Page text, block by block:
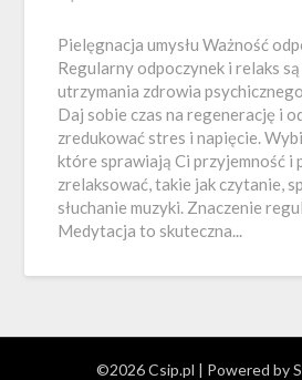
Pielęgnacja umysłu Ważność
Regularny odpoczynek i relaks
utrzymania zdrowia
Daj sobie czas na regenerację i
zredukować stres i napięcie.
które sprawiają Ci przyjemność i
zrelaksować, takie jak czytanie,
słuchanie muzyki. Znaczenie
Medytacja to skuteczna...
©2026 Csip.pl | Powered by